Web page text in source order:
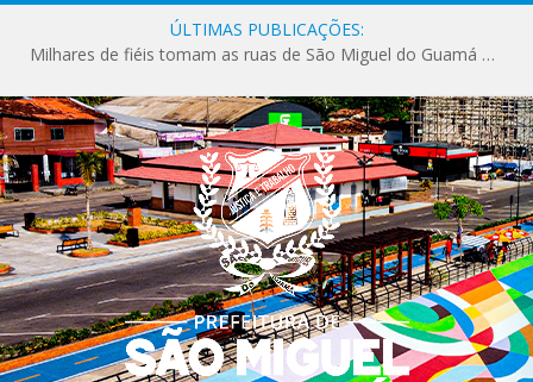
ÚLTIMAS PUBLICAÇÕES:
Milhares de fiéis tomam as ruas de São Miguel do Guamá em uma grande celebração de fé na Marcha para Jesus 2026.